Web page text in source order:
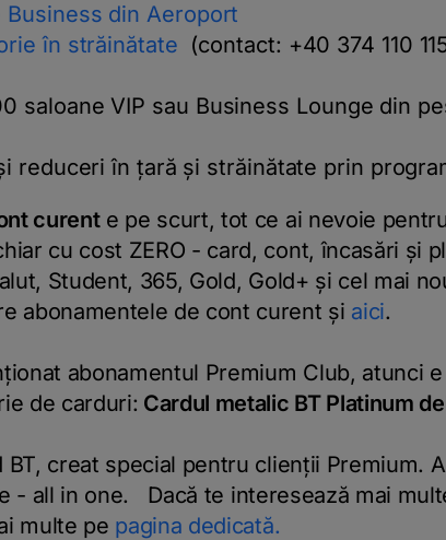
din Aeroport
în străinătate (contact: +40 374 110
saloane VIP sau Business Lounge din
reduceri în țară și străinătate prin
curente pe scurt, tot ce ai nevoie
cu cost ZERO - card, cont, încasări și
Student, 365, Gold, Gold+ și cel mai
abonamentele de cont curent și aici.
abonamentul Premium Club, atunci
de carduri: Cardul metalic BT Platinum
BT, creat special pentru clienții Premium.
- all in one. Dacă te interesează mai
multe pe pagina dedicată.